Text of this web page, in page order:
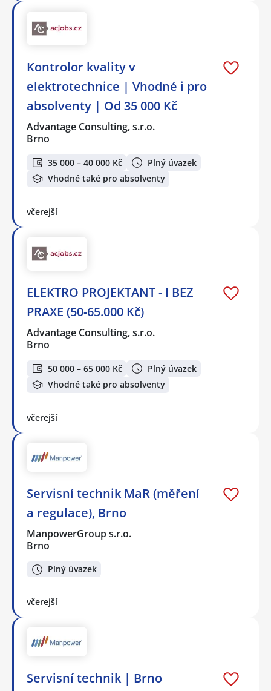
Kontrolor kvality v
elektrotechnice | Vhodné i pro
absolventy | Od 35 000 Kč
Advantage Consulting, s.r.o.
Brno
35 000 – 40 000 Kč
Plný úvazek
Vhodné také pro absolventy
včerejší
ELEKTRO PROJEKTANT - I BEZ
PRAXE (50-65.000 Kč)
Advantage Consulting, s.r.o.
Brno
50 000 – 65 000 Kč
Plný úvazek
Vhodné také pro absolventy
včerejší
Servisní technik MaR (měření
a regulace), Brno
ManpowerGroup s.r.o.
Brno
Plný úvazek
včerejší
Servisní technik | Brno